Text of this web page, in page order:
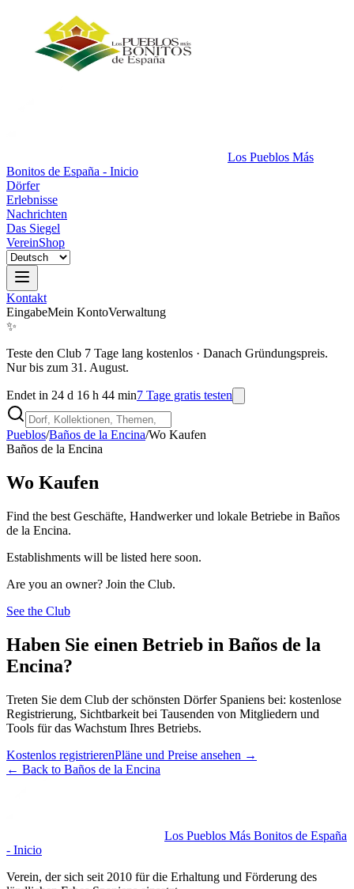
Los Pueblos Más
Bonitos de España - Inicio
Dörfer
Erlebnisse
Nachrichten
Das Siegel
VereinShop
Kontakt
EingabeMein KontoVerwaltung
✨
Teste den Club 7 Tage lang kostenlos · Danach Gründungspreis.
Nur bis zum 31. August.
Endet in 24 d 16 h 44 min7 Tage gratis testen
Pueblos/Baños de la Encina/Wo Kaufen
Baños de la Encina
Wo Kaufen
Find the best Geschäfte, Handwerker und lokale Betriebe in Baños
de la Encina.
Establishments will be listed here soon.
Are you an owner? Join the Club.
See the Club
Haben Sie einen Betrieb in Baños de la
Encina?
Treten Sie dem Club der schönsten Dörfer Spaniens bei: kostenlose
Registrierung, Sichtbarkeit bei Tausenden von Mitgliedern und
Tools für das Wachstum Ihres Betriebs.
Kostenlos registrierenPläne und Preise ansehen →
← Back to Baños de la Encina
Los Pueblos Más Bonitos de España
- Inicio
Verein, der sich seit 2010 für die Erhaltung und Förderung des